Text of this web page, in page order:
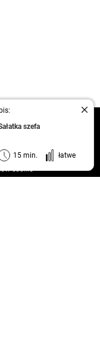
szefa
15 min. łatwe
cookie